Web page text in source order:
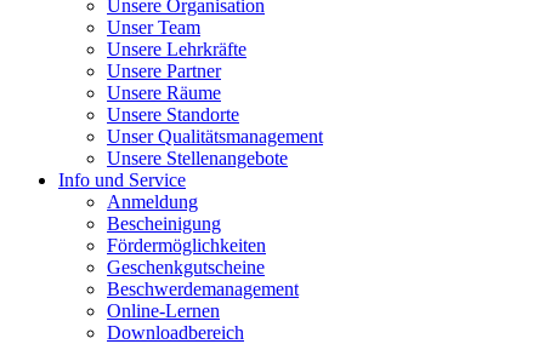
Unsere Organisation
Unser Team
Unsere Lehrkräfte
Unsere Partner
Unsere Räume
Unsere Standorte
Unser Qualitätsmanagement
Unsere Stellenangebote
Info und Service
Anmeldung
Bescheinigung
Fördermöglichkeiten
Geschenkgutscheine
Beschwerdemanagement
Online-Lernen
Downloadbereich